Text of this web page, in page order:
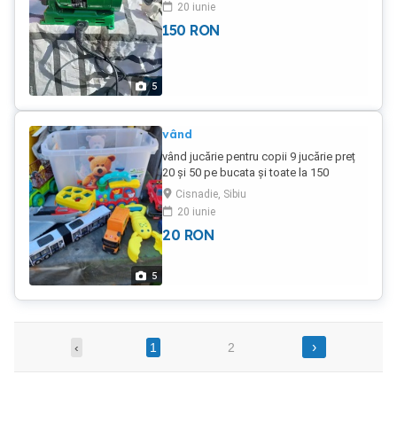
5
20 iunie
150 RON
5
vând
vând jucărie pentru copii 9 jucărie preț
20 și 50 pe bucata și toate la 150
Cisnadie, Sibiu
20 iunie
20 RON
‹ 1 2 ›